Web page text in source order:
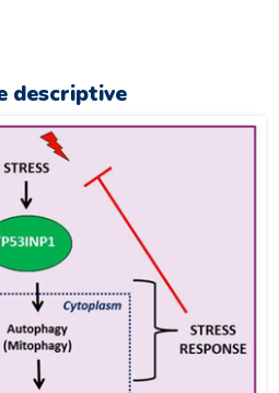
descriptive